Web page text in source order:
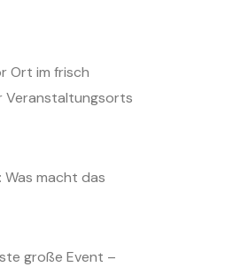
Ort im frisch
Veranstaltungsorts
Was macht das
große Event –